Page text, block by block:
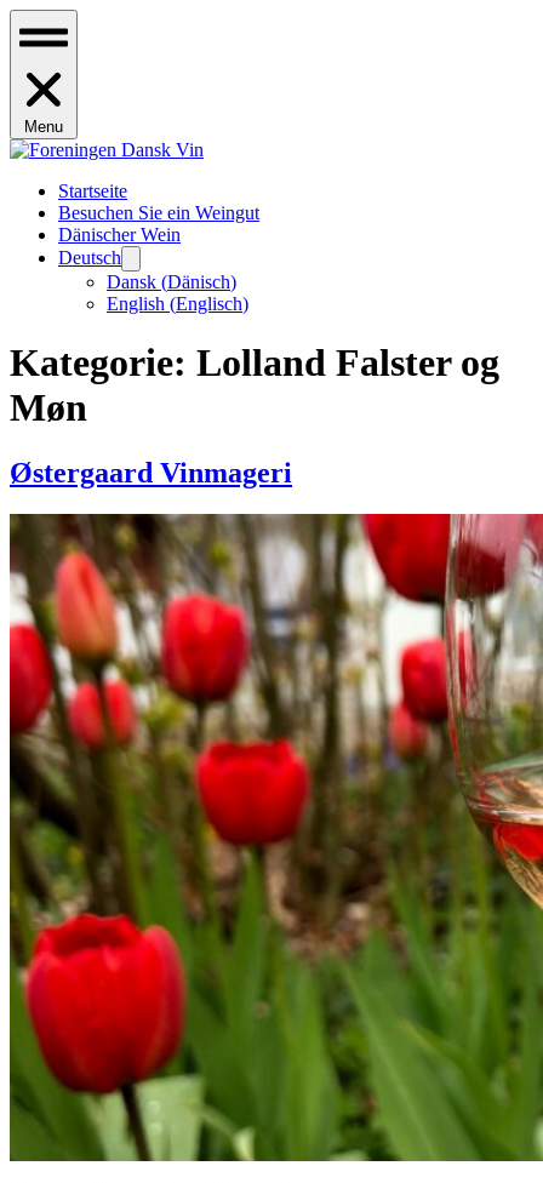
Menu
Startseite
Besuchen Sie ein Weingut
Dänischer Wein
Deutsch
Dansk (Dänisch)
English (Englisch)
Kategorie: Lolland Falster og
Møn
Østergaard Vinmageri